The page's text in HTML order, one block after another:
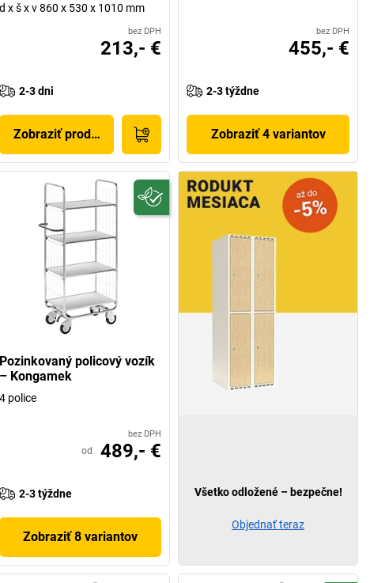
d x š x v 860 x 530 x 1010 mm
bez DPH
213,- €
2-3 dni
Zobraziť produkt
bez DPH
455,- €
2-3 týždne
Zobraziť 4 variantov
Pozinkovaný policový vozík
– Kongamek
4 police
bez DPH
od 489,- €
2-3 týždne
Zobraziť 8 variantov
Všetko odložené – bezpečne!
Objednať teraz